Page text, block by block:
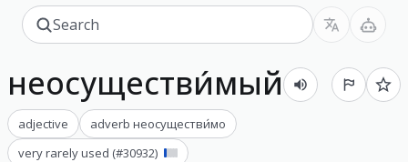
неосуществи́мый
adjective adverb неосуществи́мо
very rarely used (#30932)